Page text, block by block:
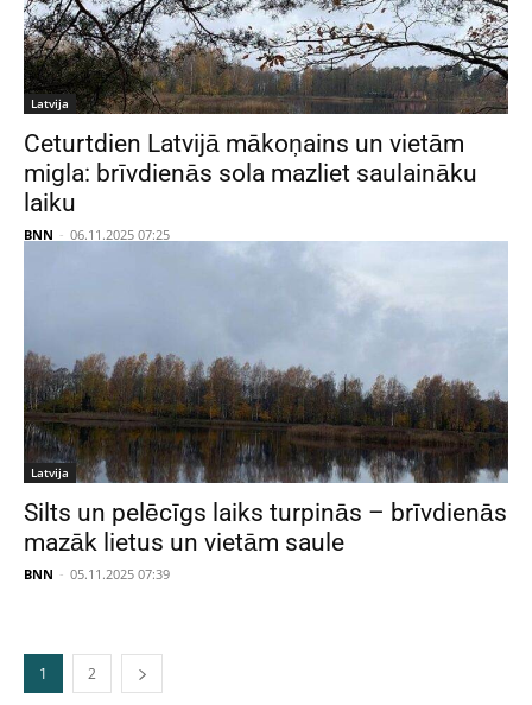
Latvija
Ceturtdien Latvijā mākoņains un vietām
migla: brīvdienās sola mazliet saulaināku
laiku
BNN - 06.11.2025 07:25
Latvija
Silts un pelēcīgs laiks turpinās – brīvdienās
mazāk lietus un vietām saule
BNN - 05.11.2025 07:39
1 2